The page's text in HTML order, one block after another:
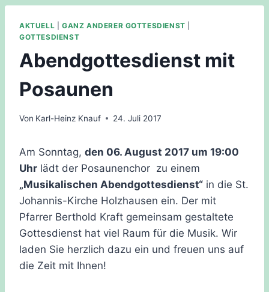
AKTUELL GANZ ANDERER GOTTESDIENST
GOTTESDIENST
Abendgottesdienst mit
Posaunen
Von Karl-Heinz Knauf 24. Juli 2017
Am Sonntag, den 06. August 2017 um 19:00
Uhr lädt der Posaunenchor zu einem
„Musikalischen Abendgottesdienst“ in die St.
Johannis-Kirche Holzhausen ein. Der mit
Pfarrer Berthold Kraft gemeinsam gestaltete
Gottesdienst hat viel Raum für die Musik. Wir
laden Sie herzlich dazu ein und freuen uns auf
die Zeit mit Ihnen!